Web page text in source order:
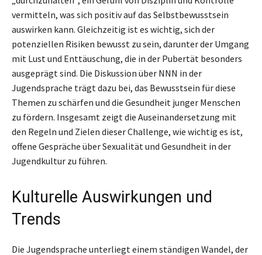
vermitteln, was sich positiv auf das Selbstbewusstsein
auswirken kann. Gleichzeitig ist es wichtig, sich der
potenziellen Risiken bewusst zu sein, darunter der Umgang
mit Lust und Enttäuschung, die in der Pubertät besonders
ausgeprägt sind. Die Diskussion über NNN in der
Jugendsprache trägt dazu bei, das Bewusstsein für diese
Themen zu schärfen und die Gesundheit junger Menschen
zu fördern. Insgesamt zeigt die Auseinandersetzung mit
den Regeln und Zielen dieser Challenge, wie wichtig es ist,
offene Gespräche über Sexualität und Gesundheit in der
Jugendkultur zu führen.
Kulturelle Auswirkungen und
Trends
Die Jugendsprache unterliegt einem ständigen Wandel, der